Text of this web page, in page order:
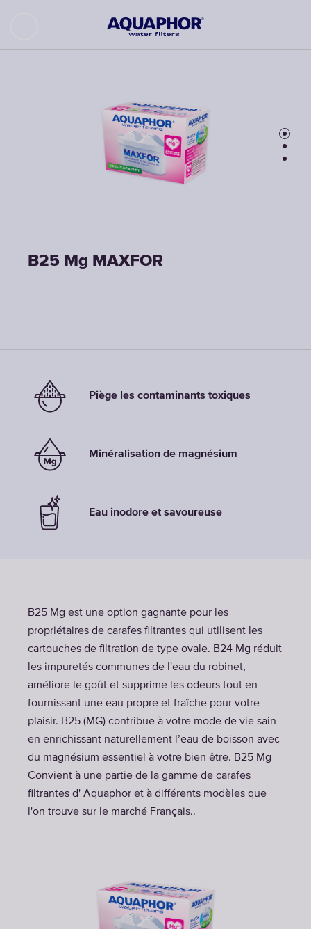
B25 Mg MAXFOR
B25 Mg MAXFOR
B25 Mg MAXFOR
Piège les contaminants toxiques
Minéralisation de magnésium
Eau inodore et savoureuse
B25 Mg est une option gagnante pour les
propriétaires de carafes filtrantes qui utilisent les
cartouches de filtration de type ovale. B24 Mg réduit
les impuretés communes de l'eau du robinet,
améliore le goût et supprime les odeurs tout en
fournissant une eau propre et fraîche pour votre
plaisir. B25 (MG) contribue à votre mode de vie sain
en enrichissant naturellement l’eau de boisson avec
du magnésium essentiel à votre bien être. B25 Mg
Convient à une partie de la gamme de carafes
filtrantes d' Aquaphor et à différents modèles que
l'on trouve sur le marché Français..